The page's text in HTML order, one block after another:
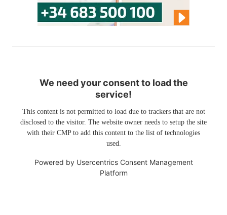
We need your consent to load the
service!
This content is not permitted to load due to trackers that are not
disclosed to the visitor. The website owner needs to setup the site
with their CMP to add this content to the list of technologies
used.
Powered by Usercentrics Consent Management
Platform